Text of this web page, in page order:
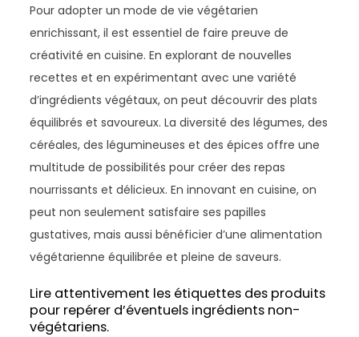
Pour adopter un mode de vie végétarien
enrichissant, il est essentiel de faire preuve de
créativité en cuisine. En explorant de nouvelles
recettes et en expérimentant avec une variété
d’ingrédients végétaux, on peut découvrir des plats
équilibrés et savoureux. La diversité des légumes, des
céréales, des légumineuses et des épices offre une
multitude de possibilités pour créer des repas
nourrissants et délicieux. En innovant en cuisine, on
peut non seulement satisfaire ses papilles
gustatives, mais aussi bénéficier d’une alimentation
végétarienne équilibrée et pleine de saveurs.
Lire attentivement les étiquettes des produits
pour repérer d’éventuels ingrédients non-
végétariens.